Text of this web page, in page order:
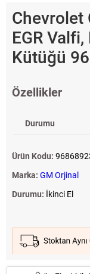
Chevrolet
EGR
Kütüğü
Özellikler
Durumu
Ürün Kodu:
Marka: GM Orjinal
Durumu: İkinci El